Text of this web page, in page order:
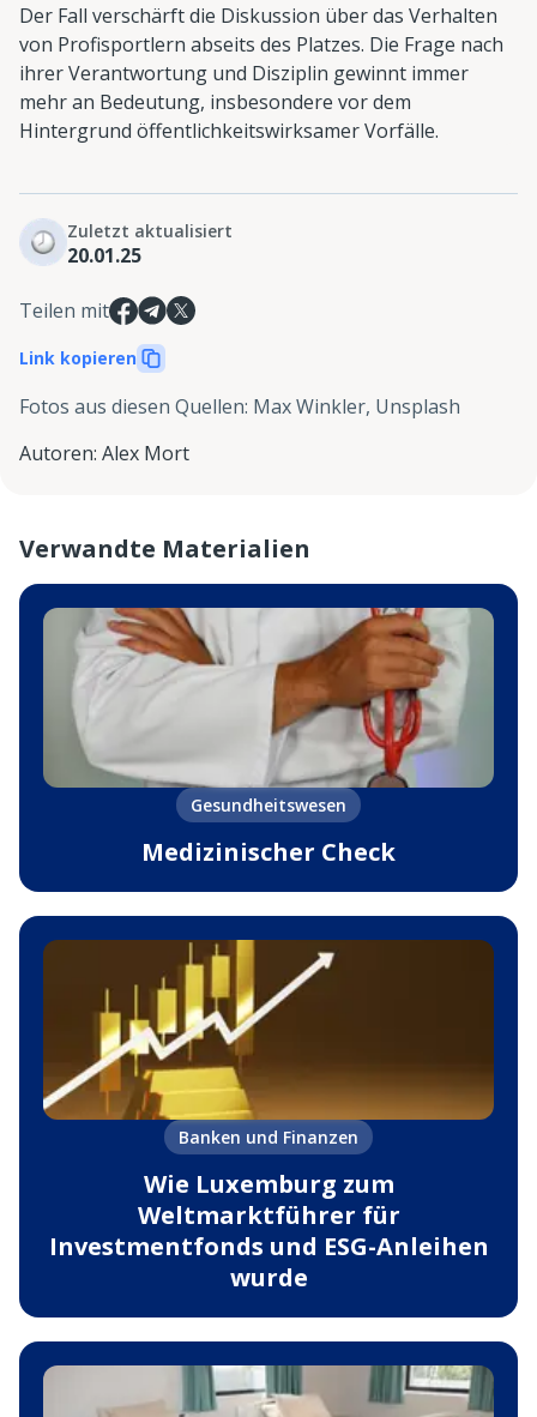
Der Fall verschärft die Diskussion über das Verhalten
von Profisportlern abseits des Platzes. Die Frage nach
ihrer Verantwortung und Disziplin gewinnt immer
mehr an Bedeutung, insbesondere vor dem
Hintergrund öffentlichkeitswirksamer Vorfälle.
Zuletzt aktualisiert
20.01.25
Teilen mit
Link kopieren
Fotos aus diesen Quellen: Max Winkler, Unsplash
Autoren: Alex Mort
Verwandte Materialien
Gesundheitswesen
Medizinischer Check
Banken und Finanzen
Wie Luxemburg zum
Weltmarktführer für
Investmentfonds und ESG-Anleihen
wurde